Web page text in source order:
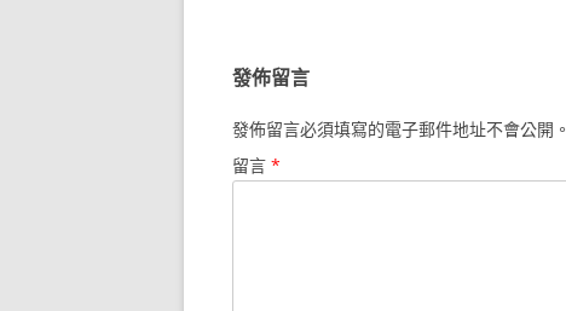
發佈留言
發佈留言必須填寫的電子郵件地址不會公開。
留言 *